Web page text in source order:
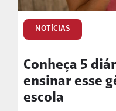
NOTÍCIAS
Conheça 5
ensinar esse
escola